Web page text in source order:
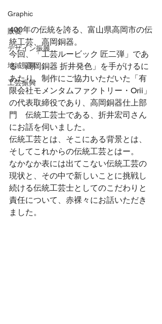
Graphic
販促
デザイン振興
地域振興
工芸振興
400年の伝統を誇る、富山県高岡市の伝
統工芸、高岡銅器。
今回、「工芸ルービック 匠二弾」であ
る「高岡銅器 折井発色」を手がけるに
あたり、制作にご協力いただいた「有
限会社モメンタムファクトリー・Orii」
の代表取締役であり、高岡銅器仕上部
門　伝統工芸士である、折井宏司さん
にお話を伺いました。
伝統工芸とは、そこにある背景とは、
そしてこれからの伝統工芸とはー。
なかなか表には出てこない伝統工芸の
現状と、その中で新しいことに挑戦し
続ける伝統工芸士としてのこだわりと
責任について、赤裸々にお話いただき
ました。